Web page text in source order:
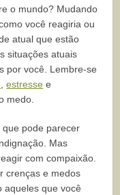
o mundo? Mudando
você reagiria ou
atual que estão
situações atuais
por você. Lembre-se
,estresse e
medo.
pode parecer
Mas
com compaixão.
crenças e medos
aqueles que você